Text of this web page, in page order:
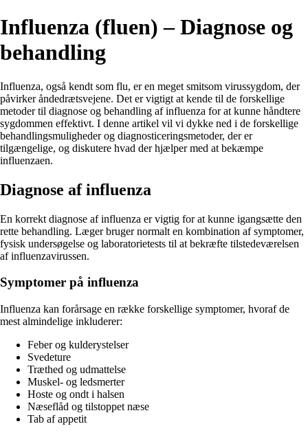
Influenza (fluen) – Diagnose og
behandling
Influenza, også kendt som flu, er en meget smitsom virussygdom, der
påvirker åndedrætsvejene. Det er vigtigt at kende til de forskellige
metoder til diagnose og behandling af influenza for at kunne håndtere
sygdommen effektivt. I denne artikel vil vi dykke ned i de forskellige
behandlingsmuligheder og diagnosticeringsmetoder, der er
tilgængelige, og diskutere hvad der hjælper med at bekæmpe
influenzaen.
Diagnose af influenza
En korrekt diagnose af influenza er vigtig for at kunne igangsætte den
rette behandling. Læger bruger normalt en kombination af symptomer,
fysisk undersøgelse og laboratorietests til at bekræfte tilstedeværelsen
af influenzavirussen.
Symptomer på influenza
Influenza kan forårsage en række forskellige symptomer, hvoraf de
mest almindelige inkluderer:
Feber og kulderystelser
Svedeture
Træthed og udmattelse
Muskel- og ledsmerter
Hoste og ondt i halsen
Næseflåd og tilstoppet næse
Tab af appetit